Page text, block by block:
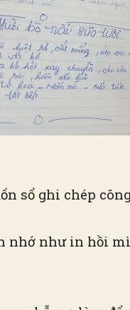
sổ ghi chép
nhớ như in hồi